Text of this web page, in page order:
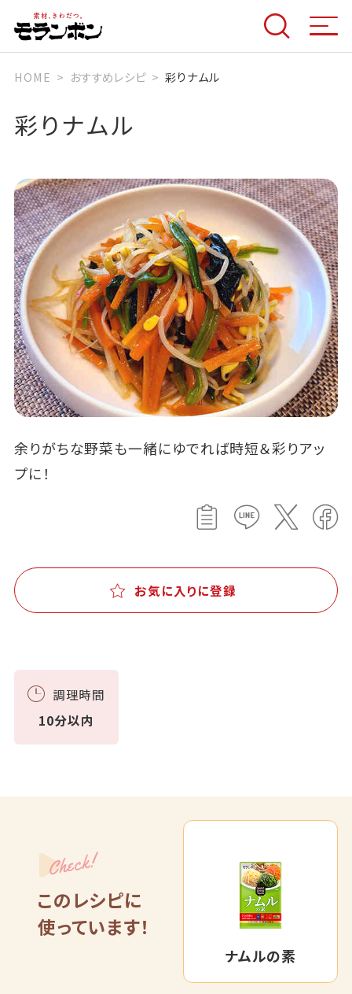
HOME おすすめレシピ 彩りナムル
彩りナムル
余りがちな野菜も一緒にゆでれば時短＆彩りアッ
プに！
お気に入りに登録
調理時間
10分以内
Check!
このレシピに
使っています！
ナムルの素